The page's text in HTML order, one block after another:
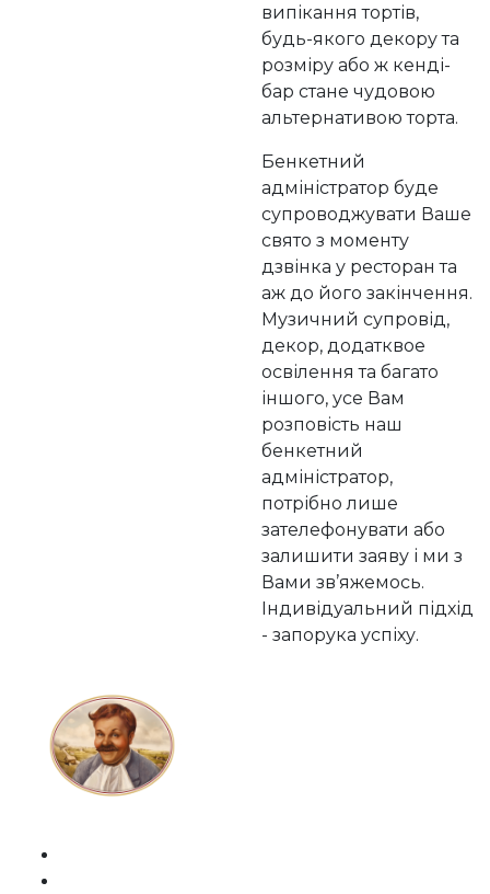
випікання тортів,
будь-якого декору та
розміру або ж кенді-
бар стане чудовою
альтернативою торта.
Бенкетний
адміністратор буде
супроводжувати Ваше
свято з моменту
дзвінка у ресторан та
аж до його закінчення.
Музичний супровід,
декор, додатквое
освілення та багато
іншого, усе Вам
розповість наш
бенкетний
адміністратор,
потрібно лише
зателефонувати або
залишити заяву і ми з
Вами зв’яжемось.
Індивідуальний підхід
- запорука успіху.